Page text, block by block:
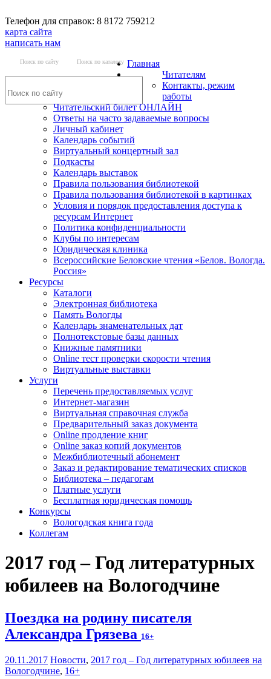
Телефон для справок: 8 8172 759212
карта сайта
написать нам
Поиск по сайту Поиск по каталогу Главная
Читателям
Контакты, режим
работы
Читательский билет ОНЛАЙН
Ответы на часто задаваемые вопросы
Личный кабинет
Календарь событий
Виртуальный концертный зал
Подкасты
Календарь выставок
Правила пользования библиотекой
Правила пользования библиотекой в картинках
Условия и порядок предоставления доступа к
ресурсам Интернет
Политика конфиденциальности
Клубы по интересам
Юридическая клиника
Всероссийские Беловские чтения «Белов. Вологда.
Россия»
Ресурсы
Каталоги
Электронная библиотека
Память Вологды
Календарь знаменательных дат
Полнотекстовые базы данных
Книжные памятники
Online тест проверки скорости чтения
Виртуальные выставки
Услуги
Перечень предоставляемых услуг
Интернет-магазин
Виртуальная справочная служба
Предварительный заказ документа
Online продление книг
Online заказ копий документов
Межбиблиотечный абонемент
Заказ и редактирование тематических списков
Библиотека – педагогам
Платные услуги
Бесплатная юридическая помощь
Конкурсы
Вологодская книга года
Коллегам
2017 год – Год литературных
юбилеев на Вологодчине
Поездка на родину писателя
Александра Грязева 16+
20.11.2017 Новости, 2017 год – Год литературных юбилеев на
Вологодчине, 16+